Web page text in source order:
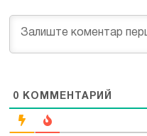
0 КОММЕНТАРИЙ